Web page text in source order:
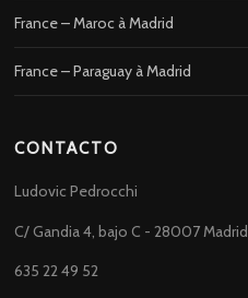
France – Maroc à Madrid
France – Paraguay à Madrid
CONTACTO
Ludovic Pedrocchi
C/ Gandia 4, bajo C - 28007 Madrid
635 22 49 52